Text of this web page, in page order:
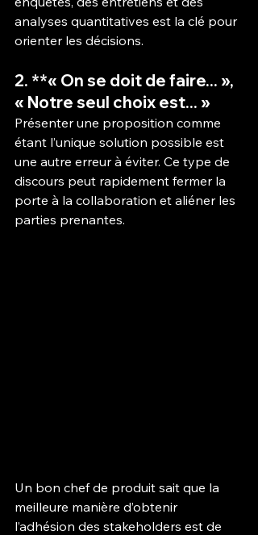
analyses quantitatives est la clé pour
orienter les décisions.
2. **« On se doit de faire... »,
« Notre seul choix est... »
Présenter une proposition comme
étant l’unique solution possible est
une autre erreur à éviter. Ce type de
discours peut rapidement fermer la
porte à la collaboration et aliéner les
parties prenantes.
Un bon chef de produit sait que la
meilleure manière d’obtenir
l’adhésion des stakeholders est de